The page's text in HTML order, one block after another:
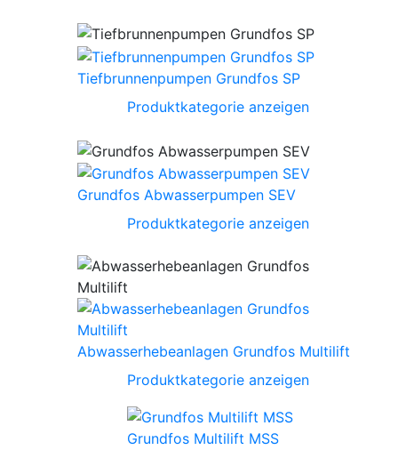
Tiefbrunnenpumpen Grundfos SP
Produktkategorie anzeigen
Grundfos Abwasserpumpen SEV
Produktkategorie anzeigen
Abwasserhebeanlagen Grundfos Multilift
Produktkategorie anzeigen
Grundfos Multilift MSS